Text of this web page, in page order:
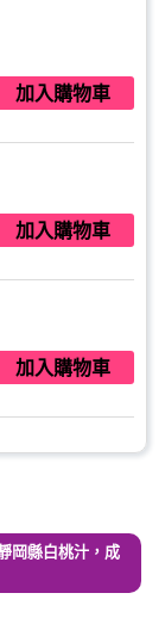
加入購物車
加入購物車
加入購物車
期)
岡縣白桃汁，成